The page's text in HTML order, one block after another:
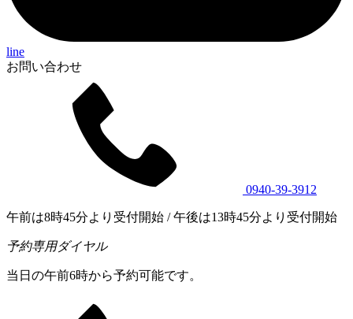
line
お問い合わせ
0940-39-3912
午前は8時45分より受付開始 / 午後は13時45分より受付開始
予約専用ダイヤル
当日の午前6時から予約可能です。